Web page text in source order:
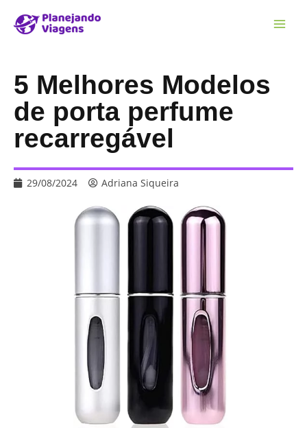
5 Melhores Modelos
de porta perfume
recarregável
29/08/2024 Adriana Siqueira